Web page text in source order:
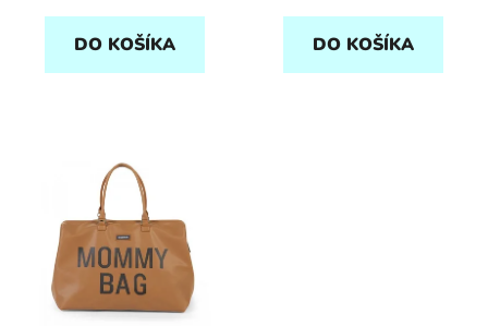
DO KOŠÍKA DO KOŠÍKA